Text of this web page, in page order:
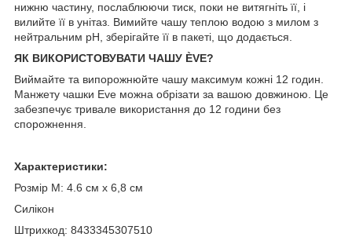
нижню частину, послаблюючи тиск, поки не витягніть її, і
вилийте її в унітаз. Вимийте чашу теплою водою з милом з
нейтральним pH, зберігайте її в пакеті, що додається.
ЯК ВИКОРИСТОВУВАТИ ЧАШУ ÈVE?
Виймайте та випорожнюйте чашу максимум кожні 12 годин.
Манжету чашки Eve можна обрізати за вашою довжиною. Це
забезпечує тривале використання до 12 години без
спорожнення.
Характеристики:
Розмір M: 4.6 см x 6,8 см
Силікон
Штрихкод: 8433345307510